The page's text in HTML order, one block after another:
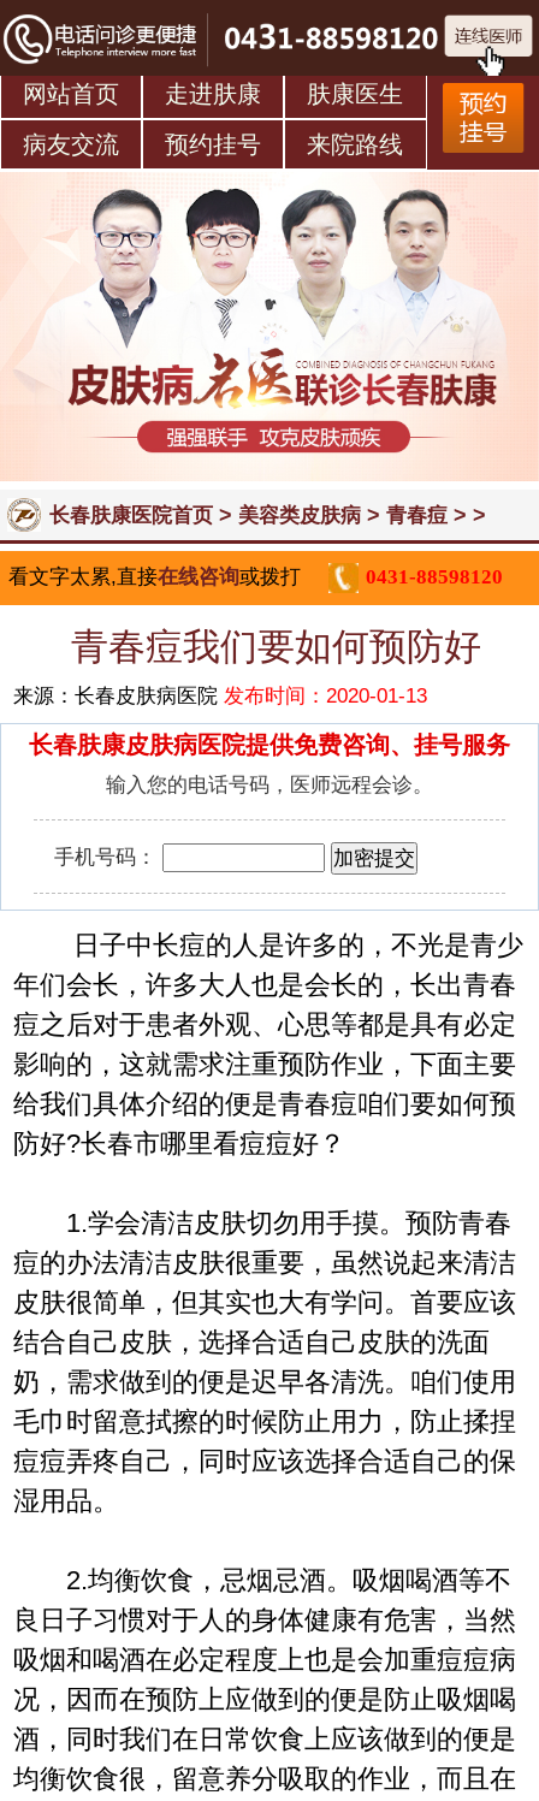
网站首页 走进肤康
肤康医生
病友交流
预约挂号 来院路线
长春肤康医院首页> 美容类皮肤病> 青春痘> >
看文字太累,直接在线咨询或拨打 0431-88598120
青春痘我们要如何预防好
来源：长春皮肤病医院发布时间：2020-01-13
长春肤康皮肤病医院提供免费咨询、挂号服务
输入您的电话号码，医师远程会诊。
手机号码：
日子中长痘的人是许多的，不光是青少
年们会长，许多大人也是会长的，长出青春
痘之后对于患者外观、心思等都是具有必定
影响的，这就需求注重预防作业，下面主要
给我们具体介绍的便是青春痘咱们要如何预
防好?长春市哪里看痘痘好？
1.学会清洁皮肤切勿用手摸。预防青春
痘的办法清洁皮肤很重要，虽然说起来清洁
皮肤很简单，但其实也大有学问。首要应该
结合自己皮肤，选择合适自己皮肤的洗面
奶，需求做到的便是迟早各清洗。咱们使用
毛巾时留意拭擦的时候防止用力，防止揉捏
痘痘弄疼自己，同时应该选择合适自己的保
湿用品。
2.均衡饮食，忌烟忌酒。吸烟喝酒等不
良日子习惯对于人的身体健康有危害，当然
吸烟和喝酒在必定程度上也是会加重痘痘病
况，因而在预防上应做到的便是防止吸烟喝
酒，同时我们在日常饮食上应该做到的便是
均衡饮食很，留意养分吸取的作业，而且在